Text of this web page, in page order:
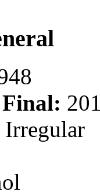
Final:
Irregular